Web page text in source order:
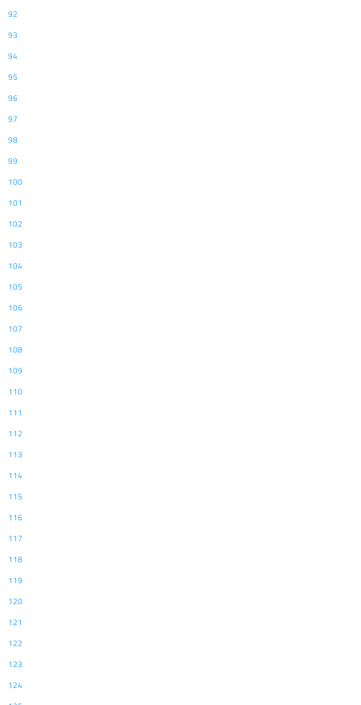
92
93
94
95
96
97
98
99
100
101
102
103
104
105
106
107
108
109
110
111
112
113
114
115
116
117
118
119
120
121
122
123
124